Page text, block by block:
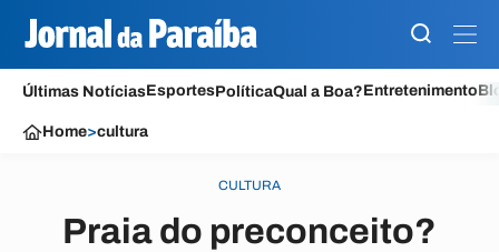
Últimas NotíciasEsportesPolíticaQual a Boa?Entretenimento
Home>cultura
CULTURA
Praia do preconceito?